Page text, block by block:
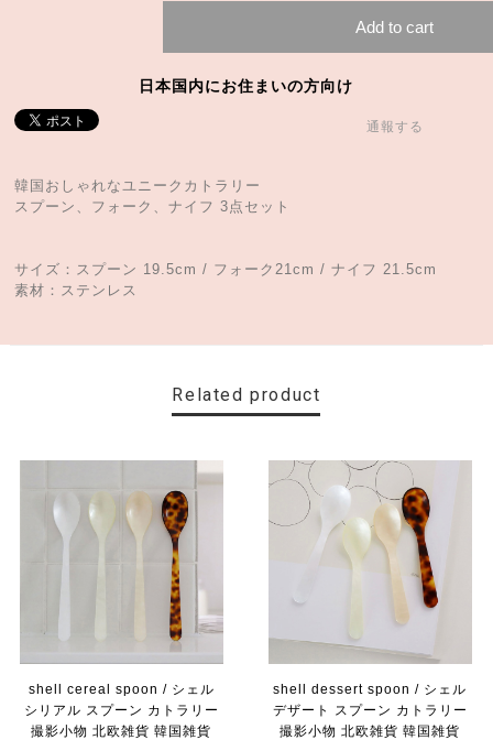
Add to cart
日本国内にお住まいの方向け
通報する
韓国おしゃれなユニークカトラリー
スプーン、フォーク、ナイフ 3点セット
サイズ：スプーン 19.5cm / フォーク21cm / ナイフ 21.5cm
素材：ステンレス
Related product
shell cereal spoon / シェル
シリアル スプーン カトラリー
撮影小物 北欧雑貨 韓国雑貨
shell dessert spoon / シェル
デザート スプーン カトラリー
撮影小物 北欧雑貨 韓国雑貨